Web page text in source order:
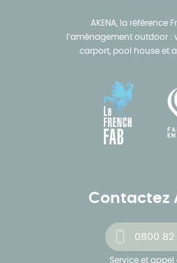
AKENA, la référence
l’aménagement outdoor :
carport, pool house et
Contactez
0800 82
Service et appel